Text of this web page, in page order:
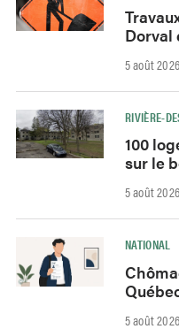
Dorval
5 août
RIVIÈRE-
100
sur le
5 août
NATIONAL
5 août